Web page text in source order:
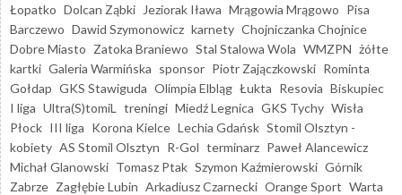
Łopatko Dolcan Ząbki Jeziorak Iława Mrągowia Mrągowo Pisa
Barczewo Dawid Szymonowicz karnety Chojniczanka Chojnice
Dobre Miasto Zatoka Braniewo Stal Stalowa Wola WMZPN żółte
kartki Galeria Warmińska sponsor Piotr Zajączkowski Rominta
Gołdap GKS Stawiguda Olimpia Elbląg Łukta Resovia Biskupiec
I liga Ultra(S)tomiL treningi Miedź Legnica GKS Tychy Wisła
Płock III liga Korona Kielce Lechia Gdańsk Stomil Olsztyn -
kobiety AS Stomil Olsztyn R-Gol terminarz Paweł Alancewicz
Michał Glanowski Tomasz Ptak Szymon Kaźmierowski Górnik
Zabrze Zagłębie Lubin Arkadiusz Czarnecki Orange Sport Warta